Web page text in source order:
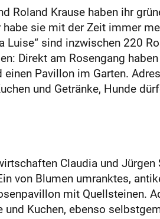
Roland Krause haben ihr
habe sie mit der Zeit immer
Luise“ sind inzwischen 220
Direkt am Rosengang
einen Pavillon im Garten.
und Getränke, Hunde
Claudia und
von Blumen umranktes,
mit Quellsteinen.
Kuchen, ebenso